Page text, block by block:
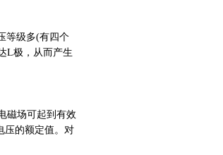
等级多(有四个
L极，从而产生
磁场可起到有效
压的额定值。对